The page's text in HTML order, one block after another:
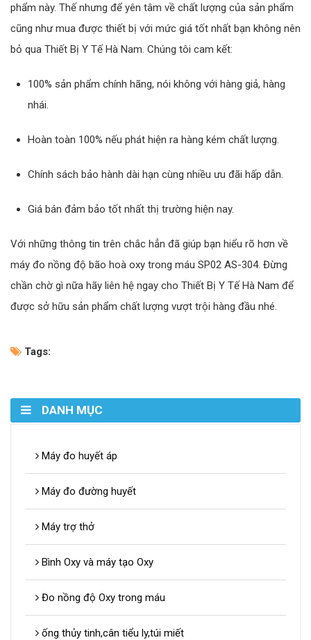
phẩm này. Thế nhưng để yên tâm về chất lượng của sản phẩm
cũng như mua được thiết bị với mức giá tốt nhất bạn không nên
bỏ qua Thiết Bị Y Tế Hà Nam. Chúng tôi cam kết:
100% sản phẩm chính hãng, nói không với hàng giả, hàng
nhái.
Hoàn toàn 100% nếu phát hiện ra hàng kém chất lượng.
Chính sách bảo hành dài hạn cùng nhiều ưu đãi hấp dẫn.
Giá bán đảm bảo tốt nhất thị trường hiện nay.
Với những thông tin trên chắc hẳn đã giúp bạn hiểu rõ hơn về
máy đo nồng độ bão hoà oxy trong máu SP02 AS-304. Đừng
chần chờ gì nữa hãy liên hệ ngay cho Thiết Bị Y Tế Hà Nam để
được sở hữu sản phẩm chất lượng vượt trội hàng đầu nhé.
Tags:
DANH MỤC
Máy đo huyết áp
Máy đo đường huyết
Máy trợ thở
Bình Oxy và máy tạo Oxy
Đo nồng độ Oxy trong máu
ống thủy tinh,cân tiểu ly,túi miết